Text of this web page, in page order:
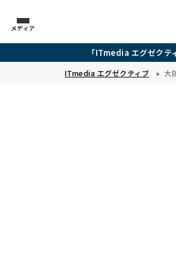
メディア
「ITmedia エグゼクテ
ITmedia エグゼクティブ 大